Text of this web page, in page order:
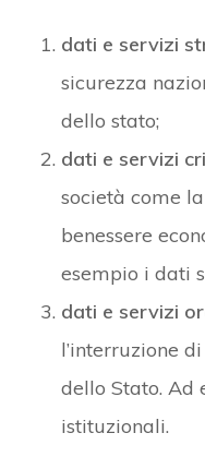
dati e servizi
sicurezza
dello stato;
dati e servizi
società come
benessere
esempio i dati
dati e servizi
l’interruzione
dello Stato. Ad
istituzionali.